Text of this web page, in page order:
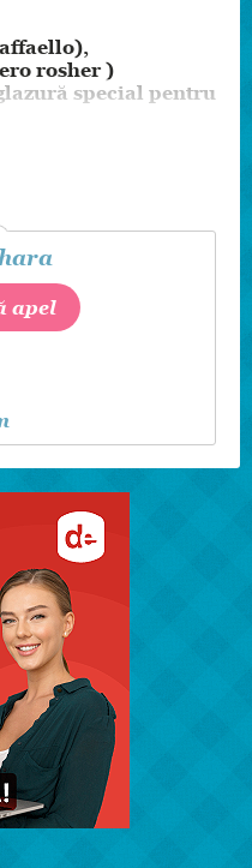
rosher )
special pentru
apel